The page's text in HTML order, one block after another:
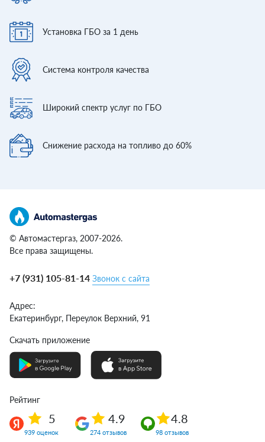
Установка ГБО за 1 день
Система контроля качества
Широкий спектр услуг по ГБО
Снижение расхода на топливо до 60%
© Автомастергаз, 2007-2026.
Все права защищены.
+7 (931) 105-81-14 Звонок с сайта
Адрес:
Екатеринбург, Переулок Верхний, 91
Скачать приложение
Рейтинг
5
939 оценок
4.9
274 отзывов
4.8
98 отзывов